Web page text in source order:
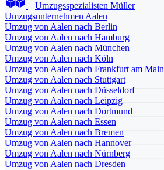
Umzugsspezialisten Müller
Umzugsunternehmen Aalen
Umzug von Aalen nach Berlin
Umzug von Aalen nach Hamburg
Umzug von Aalen nach München
Umzug von Aalen nach Köln
Umzug von Aalen nach Frankfurt am Main
Umzug von Aalen nach Stuttgart
Umzug von Aalen nach Düsseldorf
Umzug von Aalen nach Leipzig
Umzug von Aalen nach Dortmund
Umzug von Aalen nach Essen
Umzug von Aalen nach Bremen
Umzug von Aalen nach Hannover
Umzug von Aalen nach Nürnberg
Umzug von Aalen nach Dresden